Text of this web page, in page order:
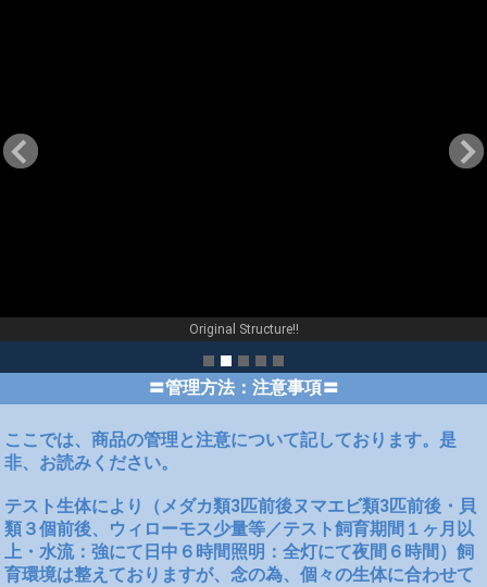
Original Structure!!
〓管理方法：注意事項〓
ここでは、商品の管理と注意について記しております。是
非、お読みください。
テスト生体により（メダカ類3匹前後ヌマエビ類3匹前後・貝
類３個前後、ウィローモス少量等／テスト飼育期間１ヶ月以
上・水流：強にて日中６時間照明：全灯にて夜間６時間）飼
育環境は整えておりますが、念の為、個々の生体に合わせて